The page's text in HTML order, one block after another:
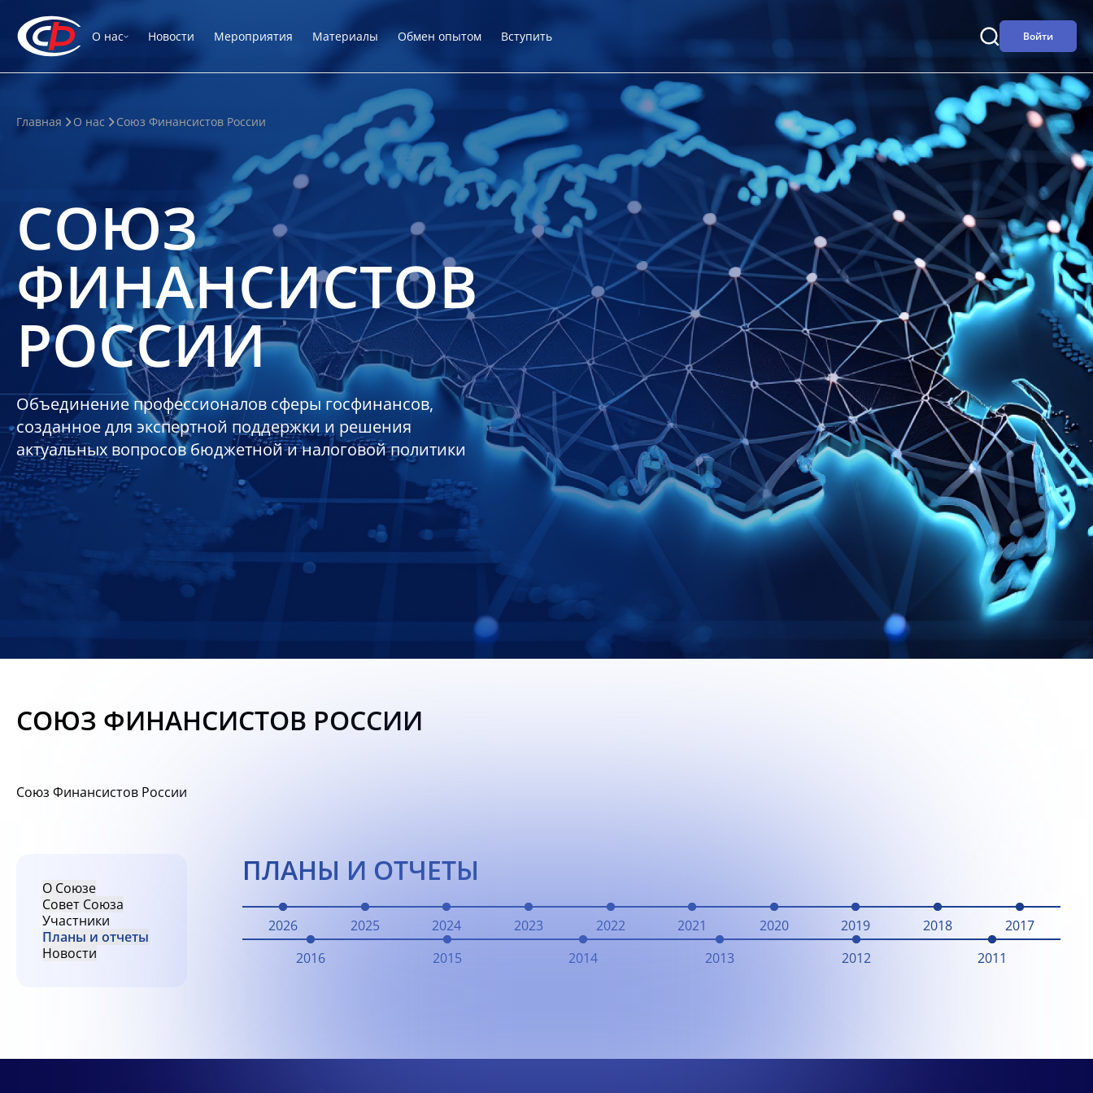
О нас Новости Мероприятия Материалы Обмен опытом Вступить Войти
Главная О нас Союз Финансистов России
СОЮЗ
ФИНАНСИСТОВ
РОССИИ
Объединение профессионалов сферы госфинансов,
созданное для экспертной поддержки и решения
актуальных вопросов бюджетной и налоговой политики
СОЮЗ ФИНАНСИСТОВ РОССИИ
Союз Финансистов России
О Союзе
Совет Союза
Участники
Планы и отчеты
Новости
ПЛАНЫ И ОТЧЕТЫ
2026 2025 2024 2023 2022 2021 2020 2019 2018
2017
2016
2015 2014 2013 2012 2011